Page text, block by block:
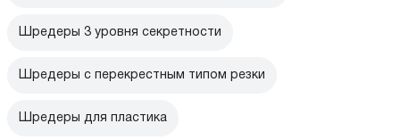
Шредеры 3 уровня секретности
Шредеры с перекрестным типом резки
Шредеры для пластика